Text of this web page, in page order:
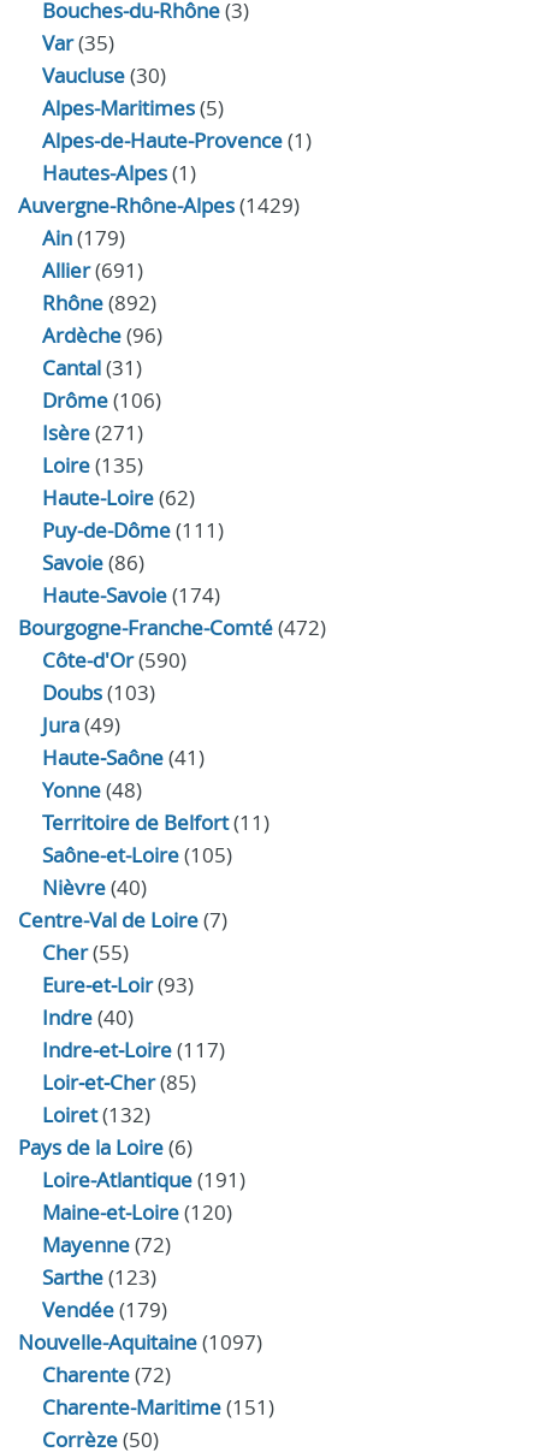
Bouches-du-Rhône(3)
Var(35)
Vaucluse(30)
Alpes-Maritimes(5)
Alpes-de-Haute-Provence(1)
Hautes-Alpes(1)
Auvergne-Rhône-Alpes(1429)
Ain(179)
Allier(691)
Rhône(892)
Ardèche(96)
Cantal(31)
Drôme(106)
Isère(271)
Loire(135)
Haute-Loire(62)
Puy-de-Dôme(111)
Savoie(86)
Haute-Savoie(174)
Bourgogne-Franche-Comté(472)
Côte-d'Or(590)
Doubs(103)
Jura(49)
Haute‑Saône(41)
Yonne(48)
Territoire de Belfort(11)
Saône-et-Loire(105)
Nièvre(40)
Centre-Val de Loire(7)
Cher(55)
Eure‑et‑Loir(93)
Indre(40)
Indre‑et‑Loire(117)
Loir‑et‑Cher(85)
Loiret(132)
Pays de la Loire(6)
Loire-Atlantique(191)
Maine-et-Loire(120)
Mayenne(72)
Sarthe(123)
Vendée(179)
Nouvelle-Aquitaine(1097)
Charente(72)
Charente-Maritime(151)
Corrèze(50)